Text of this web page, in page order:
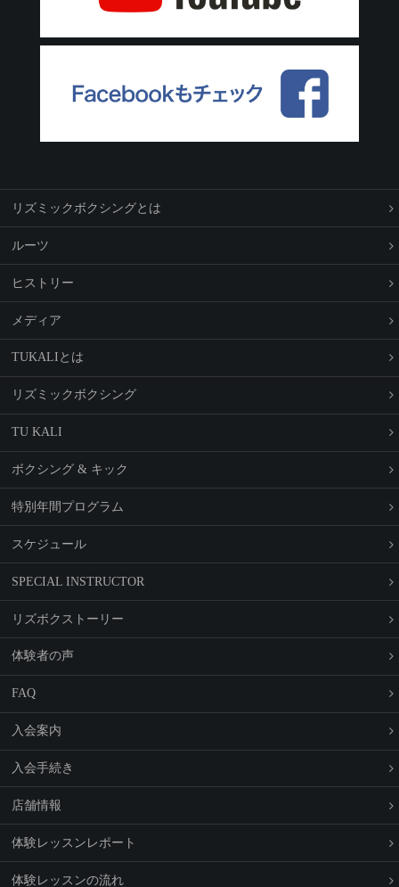
リ ズ ミ ッ ク ボク シ ングと は
ルーツ
ヒ ス ト リ ー
メディ ア
TUKALI と は
リ ズ ミ ッ クボク シ ング
TU KALI
ボク シ ング & キ ッ ク
特別年間 プロ グラ ム
スケジ ュ ー ル
SPECIAL INSTRUCTOR
リ ズボク ス ト ー リ ー
体験者の声
FAQ
入会案内
入会手続き
店舗情報
体験 レ ッ ス ン レ ポー ト
体験 レ ッ ス ンの流れ